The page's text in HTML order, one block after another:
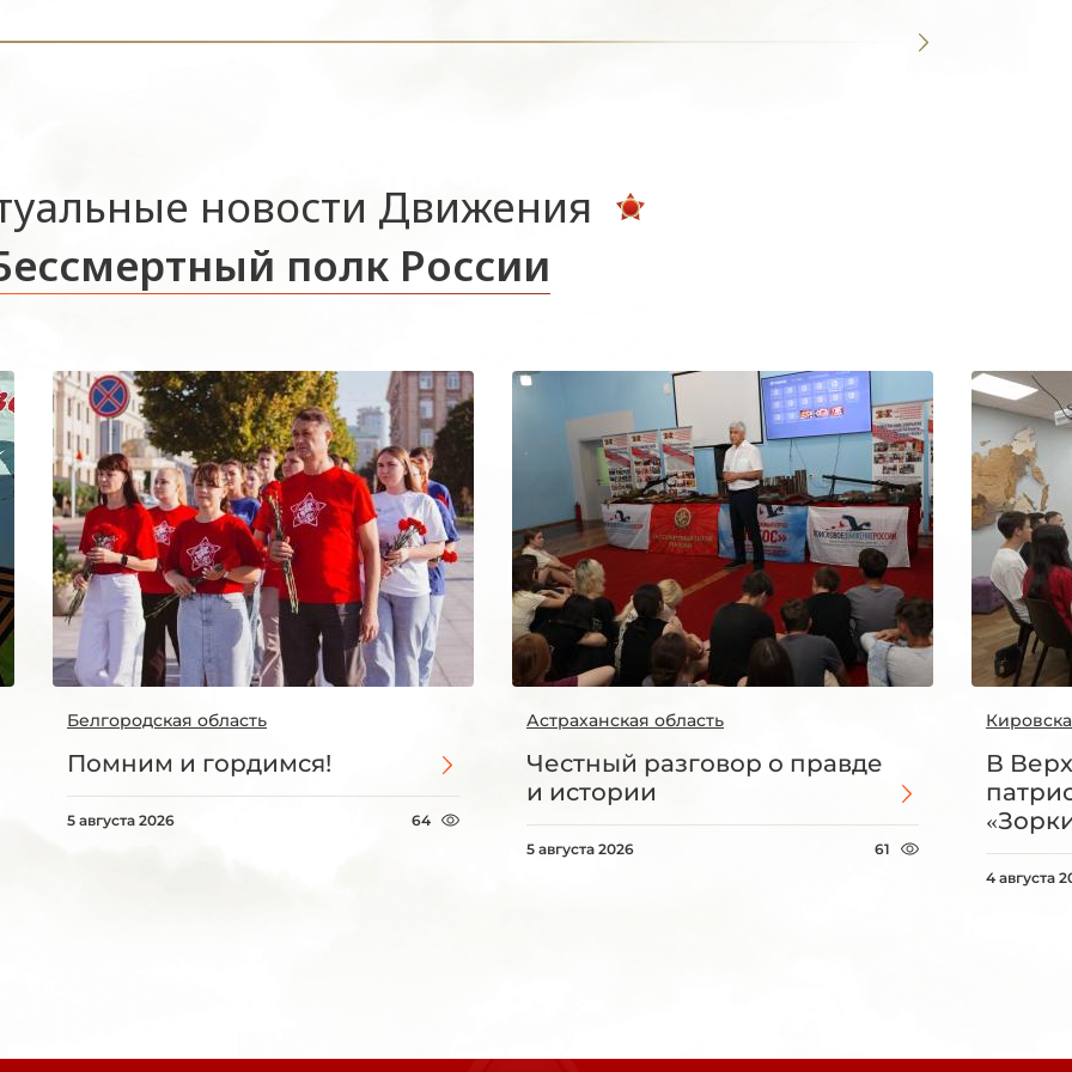
новости Движения
полк России
Белгородская область
Помним и гордимся!
5 августа 2026 64
Астраханская область
Честный разговор о правде
и истории
5 августа 2026 61
В
4 августа